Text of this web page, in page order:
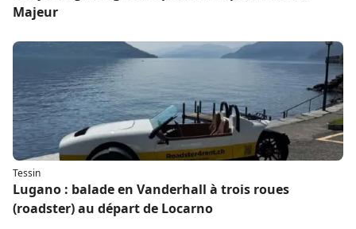
Majeur
Tessin
Lugano : balade en Vanderhall à trois roues
(roadster) au départ de Locarno